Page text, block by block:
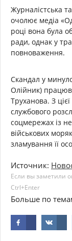
Журналістська
очолює медіа
році вона була
ради, однак у
повноваження.
Скандал у
Олійник)
Труханова. З
службового
соцмережах із
військових
зламування її
Источник:
Если вы заметили
Ctrl+Enter
Больше по